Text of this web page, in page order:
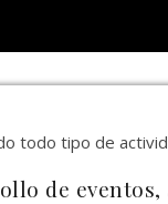
todo tipo de
de eventos,